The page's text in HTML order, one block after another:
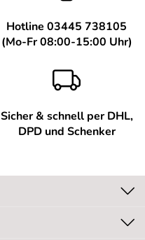
Hotline 03445 738105
(Mo-Fr 08:00-15:00 Uhr)
Sicher & schnell per DHL,
DPD und Schenker